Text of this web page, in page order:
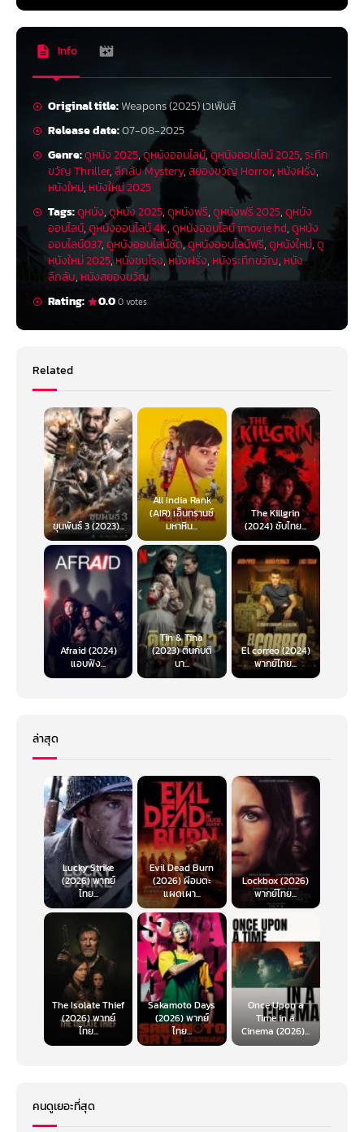
Info
Original title:Weapons (2025) เวเพินส์
Release date:07-08-2025
Genre:ดูหนัง 2025,ดูหนังออนไลน์,ดูหนังออนไลน์ 2025,ระทึก
ขวัญ Thriller,ลึกลับ Mystery,สยองขวัญ Horror, หนังฝรั่ง,
หนังใหม่, หนังใหม่ 2025
Tags:ดูหนัง,ดูหนัง 2025,ดูหนังฟรี,ดูหนังฟรี 2025,ดูหนัง
ออนไลน์,ดูหนังออนไลน์ 4K,ดูหนังออนไลน์ imovie hd,ดูหนัง
ออนไลน์037,ดูหนังออนไลน์ชัด,ดูหนังออนไลน์ฟรี,ดูหนังใหม่,ดู
หนังใหม่ 2025,หนังชนโรง,หนังฝรั่ง, หนังระทึกขวัญ, หนัง
ลึกลับ, หนังสยองขวัญ
Rating:
0.00 votes
Related
ขุนพันธ์ 3 (2023)...
All India Rank
(AIR) เอ็นทรานซ์
มหาหิน...
The Killgrin
(2024) ซับไทย...
Afraid (2024)
แอบฟัง...
Tin & Tina
(2023) ตินกับติ
นา...
El correo (2024)
พากย์ไทย...
ล่าสุด
Lucky Strike
(2026) พากย์
ไทย...
Evil Dead Burn
(2026) ผีอมตะ
แผดเผา...
Lockbox (2026)
พากย์ไทย...
The Isolate Thief
(2026) พากย์
ไทย...
Sakamoto Days
(2026) พากย์
ไทย...
Once Upon a
Time in a
Cinema (2026)...
คนดูเยอะที่สุด